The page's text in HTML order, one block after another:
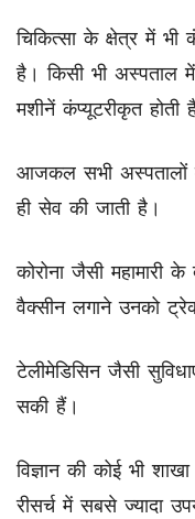
चिकित्सा के क्षेत्र में भी
है। किसी भी अस्पताल
मशीनें कंप्यूटरीकृत होती
आजकल सभी अस्पतालों में
ही सेव की जाती है।
कोरोना जैसी महामारी
वैक्सीन लगाने उनको
टेलीमेडिसिन जैसी
सकी हैं।
विज्ञान की कोई भी
रीसर्च में सबसे ज्यादा